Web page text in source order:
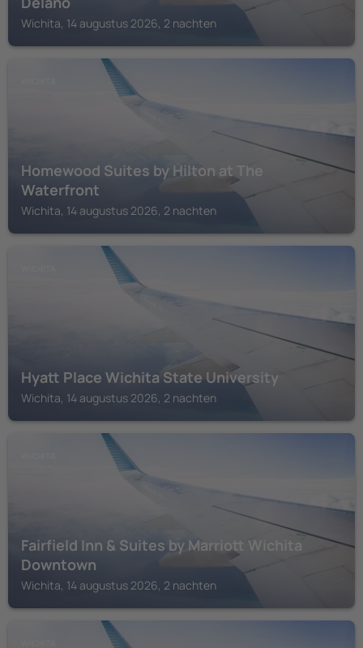
Wichita, 14 augustus 2026, 2 nachten
Homewood Suites by Hilton at The
Waterfront
Wichita, 14 augustus 2026, 2 nachten
Hyatt Place Wichita State University
Wichita, 14 augustus 2026, 2 nachten
Fairfield Inn & Suites by Marriott Wichita
Downtown
Wichita, 14 augustus 2026, 2 nachten